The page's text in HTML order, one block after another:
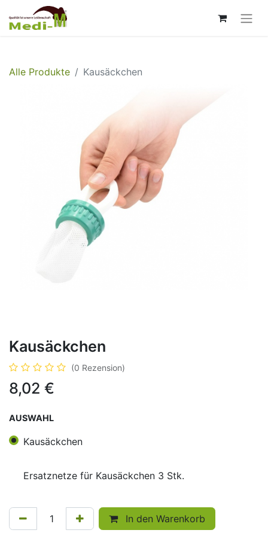
Alle Produkte Kausäckchen
Kausäckchen
(0 Rezension)
8,02 €
AUSWAHL
Kausäckchen
Ersatznetze für Kausäckchen 3 Stk.
In den Warenkorb